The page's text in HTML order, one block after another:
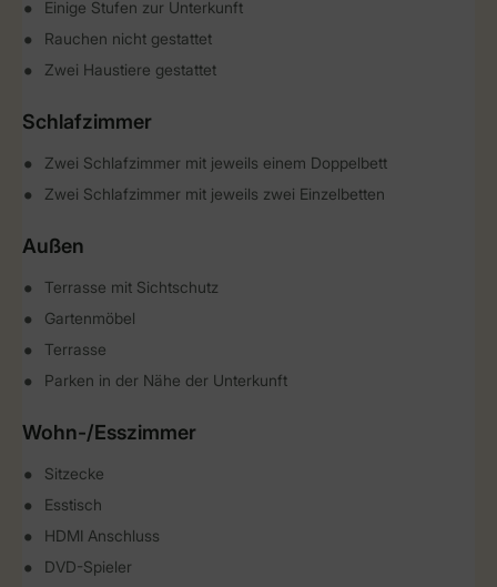
Einige Stufen zur Unterkunft
Rauchen nicht gestattet
Zwei Haustiere gestattet
Schlafzimmer
Zwei Schlafzimmer mit jeweils einem Doppelbett
Zwei Schlafzimmer mit jeweils zwei Einzelbetten
Außen
Terrasse mit Sichtschutz
Gartenmöbel
Terrasse
Parken in der Nähe der Unterkunft
Wohn-/Esszimmer
Sitzecke
Esstisch
HDMI Anschluss
DVD-Spieler